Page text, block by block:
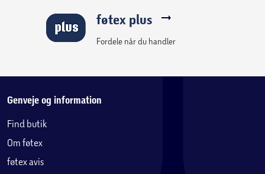
Mål og vægt
Opsat størrelse: 91 × 56 × 121 cm
føtex plus
Fordele når du handler
Genveje og information
Find butik
Om føtex
føtex avis